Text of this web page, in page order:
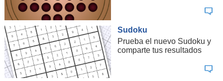
Sudoku
Prueba el nuevo Sudoku y
comparte tus resultados